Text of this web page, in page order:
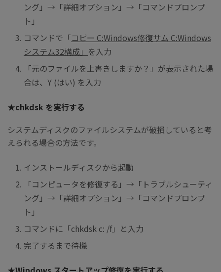
ング」→「詳細オプション」→「コマンドプロンプ
ト」
コマンドで「コピー C:Windows修復サム C:Windows
システム32構成」 を入力
「元のファイルを上書きしますか？」が表示された場
合は、Y (はい) を入力
★chkdsk を実行する
システムディスクのファイルシステムが破損していると考
えられる場合の方法です。
インストールディスクから起動
「コンピュータを修復する」→「トラブルシューティ
ング」→「詳細オプション」→「コマンドプロンプ
ト」
コマンドに「chkdsk c: /f」と入力
完了するまで待機